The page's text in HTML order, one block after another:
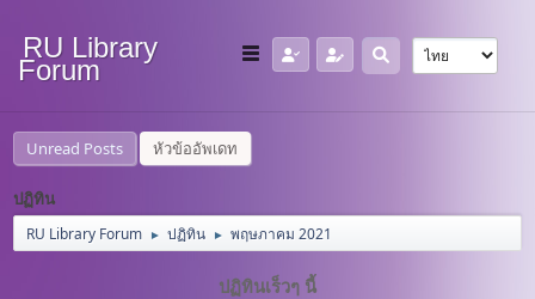
RU Library
Forum
Unread Posts หัวข้ออัพเดท
ปฏิทิน
RU Library Forum ► ปฏิทิน ► พฤษภาคม 2021
ปฏิทินเร็วๆ นี้